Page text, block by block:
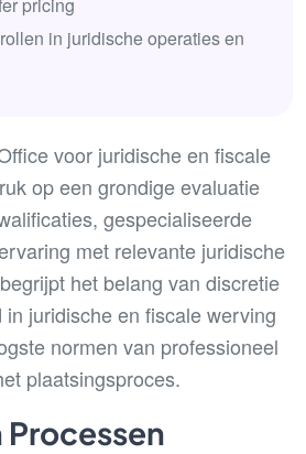
pricing
in juridische operaties en
voor juridische en fiscale
op een grondige evaluatie
gespecialiseerde
met relevante juridische
het belang van discretie
juridische en fiscale werving
normen van professioneel
plaatsingsproces.
Processen